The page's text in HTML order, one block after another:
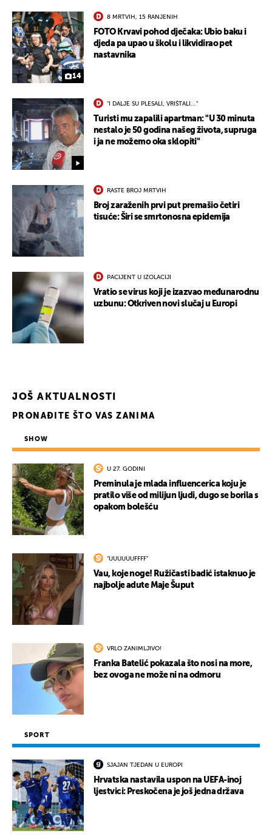
14
8 MRTVIH, 15 RANJENIH
FOTO Krvavi pohod dječaka: Ubio baku i
djeda pa upao u školu i likvidirao pet
nastavnika
"I DALJE SU PLESALI, VRIŠTALI..."
Turisti mu zapalili apartman: "U 30 minuta
nestalo je 50 godina našeg života, supruga
i ja ne možemo oka sklopiti"
RASTE BROJ MRTVIH
Broj zaraženih prvi put premašio četiri
tisuće: Širi se smrtonosna epidemija
PACIJENT U IZOLACIJI
Vratio se virus koji je izazvao međunarodnu
uzbunu: Otkriven novi slučaj u Europi
JOŠ AKTUALNOSTI
PRONAĐITE ŠTO VAS ZANIMA
SHOW
U 27. GODINI
Preminula je mlada influencerica koju je
pratilo više od milijun ljudi, dugo se borila s
opakom bolešću
"UUUUUUFFFF"
Vau, koje noge! Ružičasti badić istaknuo je
najbolje adute Maje Šuput
VRLO ZANIMLJIVO!
Franka Batelić pokazala što nosi na more,
bez ovoga ne može ni na odmoru
SPORT
SJAJAN TJEDAN U EUROPI
Hrvatska nastavila uspon na UEFA-inoj
ljestvici: Preskočena je još jedna država
UKLJUČITE NOTIFIKACIJE